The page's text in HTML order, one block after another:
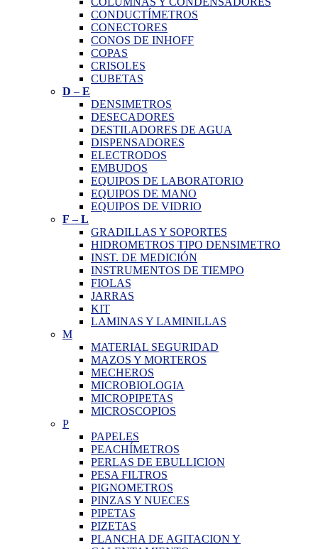
CONDUCTÍMETROS
CONECTORES
CONOS DE INHOFF
COPAS
CRISOLES
CUBETAS
D – E
DENSIMETROS
DESECADORES
DESTILADORES DE AGUA
DISPENSADORES
ELECTRODOS
EMBUDOS
EQUIPOS DE LABORATORIO
EQUIPOS DE MANO
EQUIPOS DE VIDRIO
F – L
GRADILLAS Y SOPORTES
HIDROMETROS TIPO DENSIMETRO
INST. DE MEDICIÓN
INSTRUMENTOS DE TIEMPO
FIOLAS
JARRAS
KIT
LAMINAS Y LAMINILLAS
M
MATERIAL SEGURIDAD
MAZOS Y MORTEROS
MECHEROS
MICROBIOLOGIA
MICROPIPETAS
MICROSCOPIOS
P
PAPELES
PEACHÍMETROS
PERLAS DE EBULLICION
PESA FILTROS
PIGNOMETROS
PINZAS Y NUECES
PIPETAS
PIZETAS
PLANCHA DE AGITACION Y